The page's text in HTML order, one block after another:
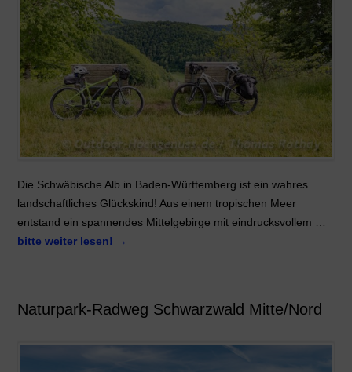
Die Schwäbische Alb in Baden-Württemberg ist ein wahres
landschaftliches Glückskind! Aus einem tropischen Meer
entstand ein spannendes Mittelgebirge mit eindrucksvollem …
bitte weiter lesen! →
Naturpark-Radweg Schwarzwald Mitte/Nord